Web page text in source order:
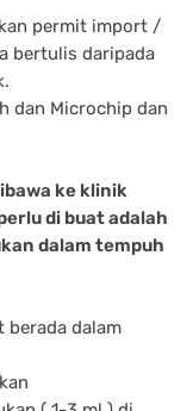
permit import /
bertulis daripada
dan Microchip dan
ke klinik
di buat adalah
dalam tempuh
dalam